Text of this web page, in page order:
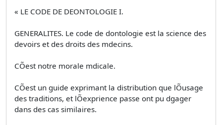
« LE CODE DE DEONTOLOGIE I.
GENERALITES. Le code de dontologie est la science des
devoirs et des droits des mdecins.
CÕest notre morale mdicale.
CÕest un guide exprimant la distribution que lÕusage
des traditions, et lÕexprience passe ont pu dgager
dans des cas similaires.